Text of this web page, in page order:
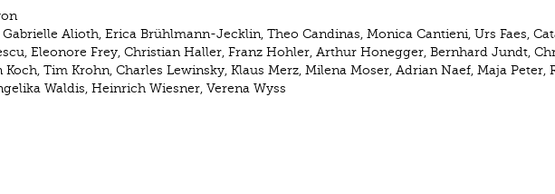
Alioth, Erica Brühlmann-Jecklin, Theo Candinas, Monica Cantieni, Urs Faes,
Eleonore Frey, Christian Haller, Franz Hohler, Arthur Honegger, Bernhard Jundt,
Koch, Tim Krohn, Charles Lewinsky, Klaus Merz, Milena Moser, Adrian Naef, Maja Peter,
Waldis, Heinrich Wiesner, Verena Wyss